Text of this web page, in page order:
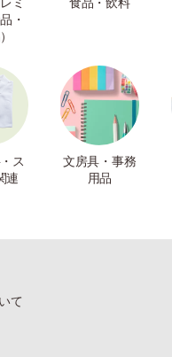
・
ス
連
文房具・事務
用品
て